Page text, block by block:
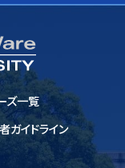
ズ一覧
ガイドライン